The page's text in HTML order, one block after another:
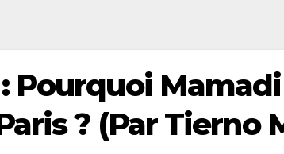
Pourquoi
? (Par Tierno